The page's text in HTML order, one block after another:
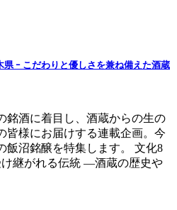
県 ｰ こだわりと優しさを兼ね備えた酒蔵
銘酒に着目し、酒蔵からの生の
皆様にお届けする連載企画。今
飯沼銘醸を特集します。 文化8
け継がれる伝統 ―酒蔵の歴史や